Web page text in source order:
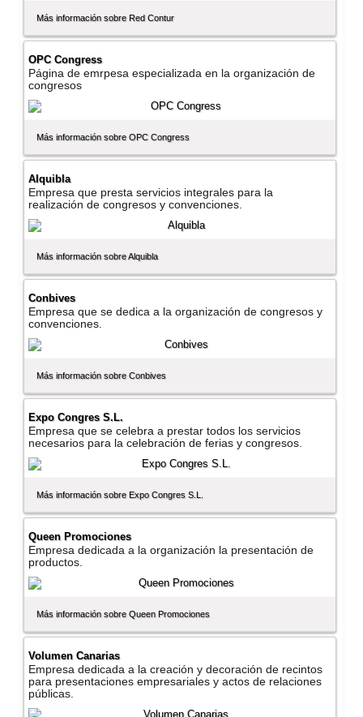
Más información sobre Red Contur
OPC Congress
Página de emrpesa especializada en la organización de
congresos
Más información sobre OPC Congress
Alquibla
Empresa que presta servicios integrales para la
realización de congresos y convenciones.
Más información sobre Alquibla
Conbives
Empresa que se dedica a la organización de congresos y
convenciones.
Más información sobre Conbives
Expo Congres S.L.
Empresa que se celebra a prestar todos los servicios
necesarios para la celebración de ferias y congresos.
Más información sobre Expo Congres S.L.
Queen Promociones
Empresa dedicada a la organización la presentación de
productos.
Más información sobre Queen Promociones
Volumen Canarias
Empresa dedicada a la creación y decoración de recintos
para presentaciones empresariales y actos de relaciones
públicas.